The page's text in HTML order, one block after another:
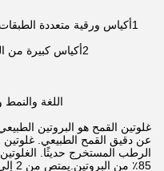
1أكياس ورقية متعددة
2أكياس كبيرة من النسيج المتعدد الوزن الصافي: 1000 كجم
اللغة
غلوتين القمح هو البروتين
عن دقيق القمح الطبيعي.